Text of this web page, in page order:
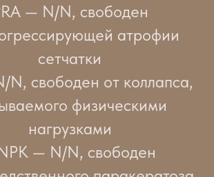
— N/N, свободен
атрофии
сетчатки
N, свободен от коллапса,
физическими
нагрузками
— N/N, свободен